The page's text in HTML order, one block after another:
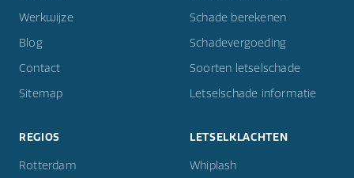
Werkwijze
Blog
Contact
Sitemap
Schade berekenen
Schadevergoeding
Soorten letselschade
Letselschade informatie
REGIOS
Rotterdam
LETSELKLACHTEN
Whiplash